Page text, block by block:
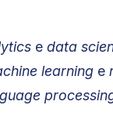
e data
learning e